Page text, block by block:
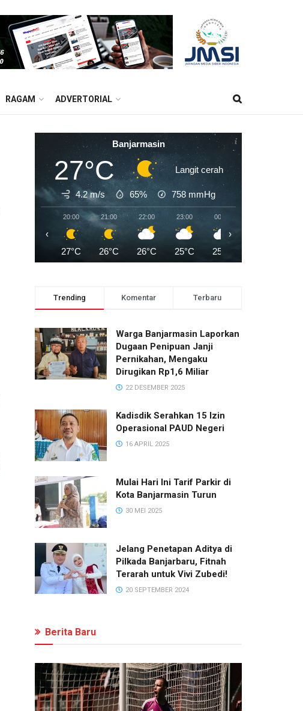
RAGAM ADVERTORIAL
Banjarmasin
27°C Langit cerah
4.2 m/s 65% 758 mmHg
20:00
27°C
21:00
26°C
22:00
26°C
23:00
25°C
00:00
25°C
‹ ›
Trending Komentar Terbaru
Warga Banjarmasin Laporkan
Dugaan Penipuan Janji
Pernikahan, Mengaku
Dirugikan Rp1,6 Miliar
22 DESEMBER 2025
Kadisdik Serahkan 15 Izin
Operasional PAUD Negeri
16 APRIL 2025
Mulai Hari Ini Tarif Parkir di
Kota Banjarmasin Turun
30 MEI 2025
Jelang Penetapan Aditya di
Pilkada Banjarbaru, Fitnah
Terarah untuk Vivi Zubedi!
20 SEPTEMBER 2024
Berita Baru